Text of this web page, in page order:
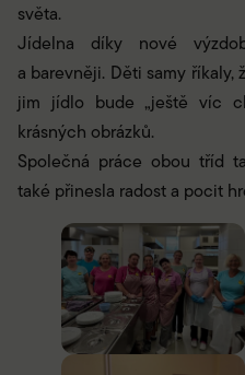
světa.
Jídelna díky nové
a barevněji. Děti samy
jim jídlo bude „ještě víc
krásných obrázků.
Společná práce obou tříd
také přinesla radost a pocit